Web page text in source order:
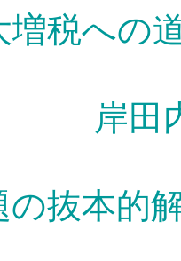
増税への
をさ
抜本的